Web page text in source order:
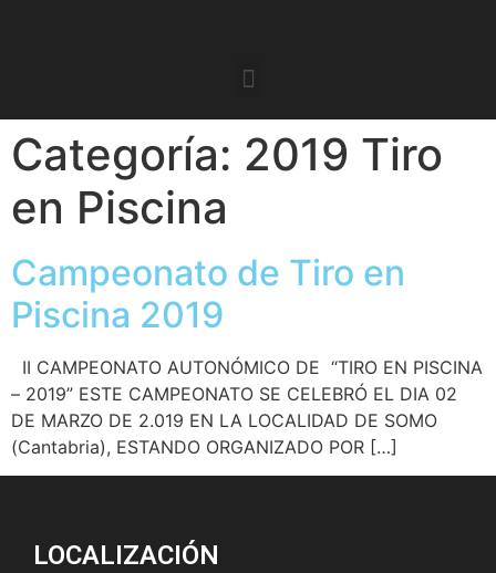
Categoría: 2019 Tiro
en Piscina
Campeonato de Tiro en
Piscina 2019
II CAMPEONATO AUTONÓMICO DE “TIRO EN PISCINA
– 2019” ESTE CAMPEONATO SE CELEBRÓ EL DIA 02
DE MARZO DE 2.019 EN LA LOCALIDAD DE SOMO
(Cantabria), ESTANDO ORGANIZADO POR […]
LOCALIZACIÓN